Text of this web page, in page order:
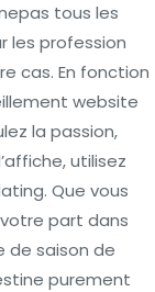
tous les
les profession
cas. En fonction
website
la passion,
utilisez
Que vous
part dans
de saison de
purement